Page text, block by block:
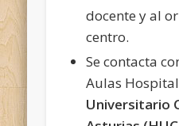
docente y al
centro.
Se contacta
Aulas
Universitario